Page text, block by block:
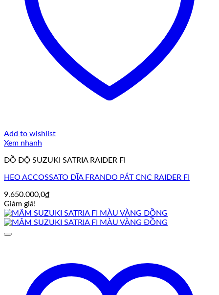
Add to wishlist
Xem nhanh
ĐỒ ĐỘ SUZUKI SATRIA RAIDER FI
HEO ACCOSSATO DĨA FRANDO PÁT CNC RAIDER FI
9.650.000,0₫
Giảm giá!